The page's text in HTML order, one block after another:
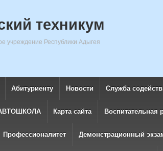
техникум
учреждение Республики Адыгея
Абитуриенту Новости Служба
Карта сайта Воспитательная
Профессионалитет Демонстрационный